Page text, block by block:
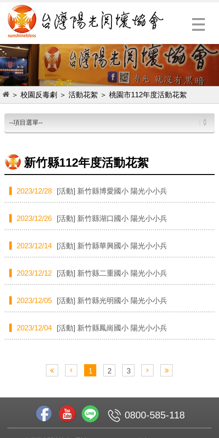
Menu
＞ 校園反毒劇 ＞ 活動花絮 ＞ 桃園市112年度活動花絮
新竹縣112年度活動花絮
2023/12/28 [活動] 新竹縣博愛國小 陽光小小兵
2023/12/26 [活動] 新竹縣湖口國小 陽光小小兵
2023/12/14 [活動] 新竹縣華興國小 陽光小小兵
2023/12/12 [活動] 新竹縣二重國小 陽光小小兵
2023/12/05 [活動] 新竹縣光明國小 陽光小小兵
2023/12/04 [活動] 新竹縣鳳崗國小 陽光小小兵
1 2 3
0800-585-118